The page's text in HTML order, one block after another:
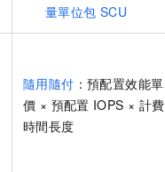
量單位包 SCU
隨用隨付 ：預配置效能單
價 × 預配置 IOPS × 計費
時間長度